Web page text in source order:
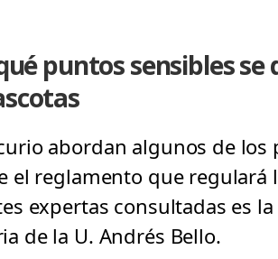
puntos sensibles se
abordan algunos de los
el reglamento que regulará
expertas consultadas es
de la U. Andrés Bello.